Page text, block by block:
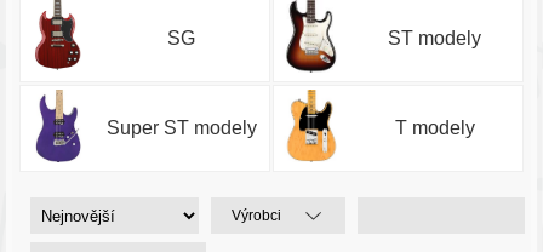
SG ST modely
Super ST modely T modely
Výrobci